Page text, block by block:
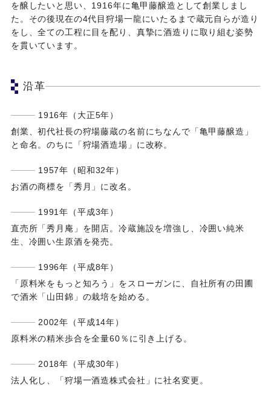
を醸したいと思い、1916年に亀甲藤醸造として創業しまし
た。その後現在の4代目狩場一龍にいたるまで蔵元自らが造り
をし、全ての工程に目を配り、真摯に酒造りに取り組む姿勢
を貫いています。
沿革
1916年（大正5年）
創業、初代社長の狩場藤蔵の名前にちなんで「亀甲藤醸造」
と命名。のちに「狩場酒造場」に改称。
1957年（昭和32年）
お酒の商標を「秀月」に改名。
1991年（平成3年）
直売所「秀月庵」を開店。冷蔵施設を増強し、冷囲い純米
生、冷囲い生原酒を発売。
1996年（平成8年）
「原料米をもっと知ろう」をスローガンに、自社所有の田圃
で酒米「山田錦」の栽培を始める。
2002年（平成14年）
原料米の精米歩合を全量60％に引き上げる。
2018年（平成30年）
法人化し、「狩場一酒造株式会社」に社名変更。